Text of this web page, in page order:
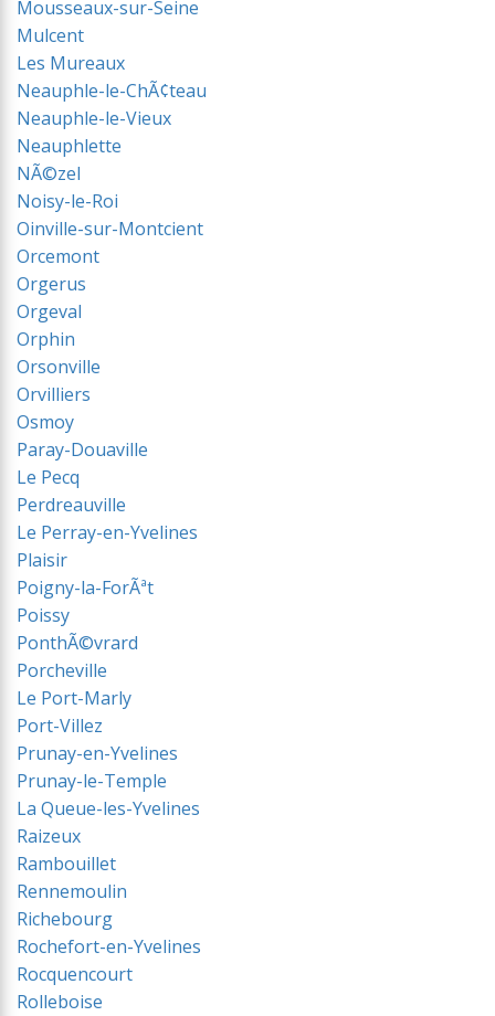
Mousseaux-sur-Seine
Mulcent
Les Mureaux
Neauphle-le-ChÃ¢teau
Neauphle-le-Vieux
Neauphlette
NÃ©zel
Noisy-le-Roi
Oinville-sur-Montcient
Orcemont
Orgerus
Orgeval
Orphin
Orsonville
Orvilliers
Osmoy
Paray-Douaville
Le Pecq
Perdreauville
Le Perray-en-Yvelines
Plaisir
Poigny-la-ForÃªt
Poissy
PonthÃ©vrard
Porcheville
Le Port-Marly
Port-Villez
Prunay-en-Yvelines
Prunay-le-Temple
La Queue-les-Yvelines
Raizeux
Rambouillet
Rennemoulin
Richebourg
Rochefort-en-Yvelines
Rocquencourt
Rolleboise